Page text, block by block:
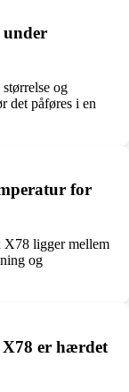
og
det påføres i en
for
X78 ligger mellem
og
er hærdet